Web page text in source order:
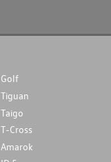
Golf
Tiguan
Taigo
T-Cross
Amarok